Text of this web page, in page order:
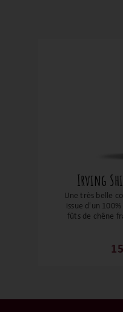
Irving
Une très belle
issue d'un
fûts de chêne